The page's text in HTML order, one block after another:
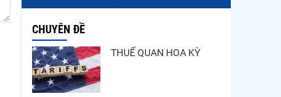
CHUYÊN ĐỀ
THUẾ QUAN HOA KỲ